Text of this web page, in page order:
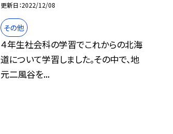
更新日 2022/12/08
その他
４年生社会科の学習でこれからの北海
道について学習しました。その中で、地
元二風谷を...